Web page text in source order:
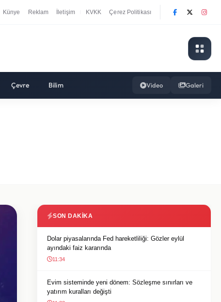
Künye Reklam İletişim KVKK Çerez Politikası
Çevre Bilim Video Galeri
SON DAKIKA
Dolar piyasalarında Fed hareketliliği: Gözler eylül
ayındaki faiz kararında
11:34
Evim sisteminde yeni dönem: Sözleşme sınırları ve
yatırım kuralları değişti